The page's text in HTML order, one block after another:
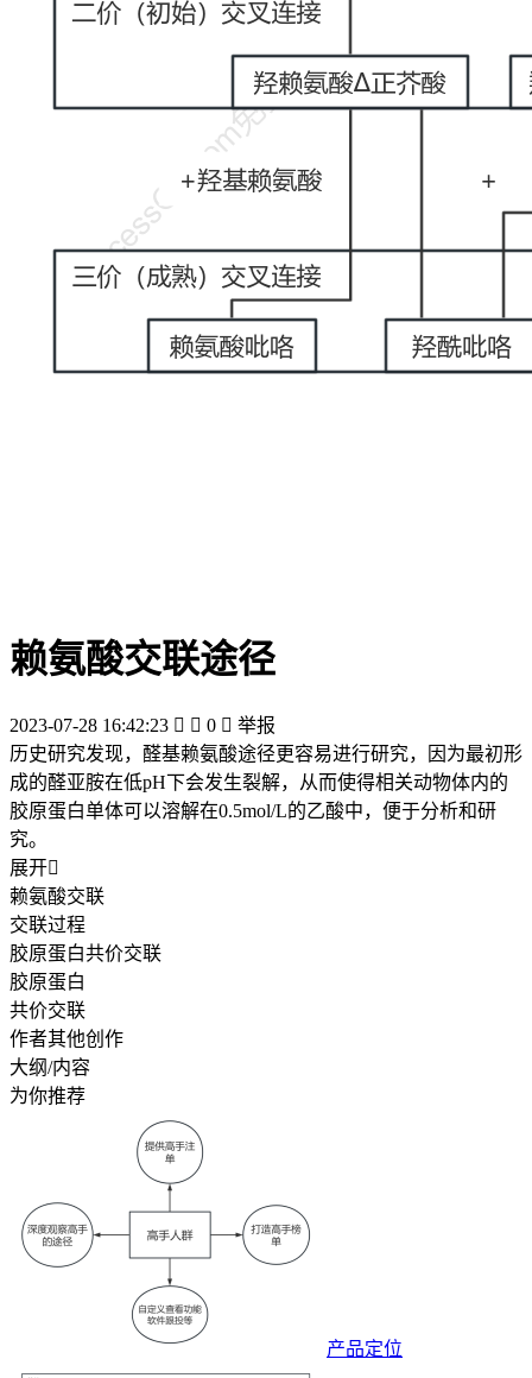
赖氨酸交联途径
2023-07-28 16:42:23   0  举报
历史研究发现，醛基赖氨酸途径更容易进行研究，因为最初形
成的醛亚胺在低pH下会发生裂解，从而使得相关动物体内的
胶原蛋白单体可以溶解在0.5mol/L的乙酸中，便于分析和研
究。
展开
赖氨酸交联
交联过程
胶原蛋白共价交联
胶原蛋白
共价交联
作者其他创作
大纲/内容
为你推荐
产品定位